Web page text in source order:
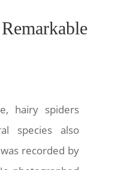
hairy spiders
species also
recorded by